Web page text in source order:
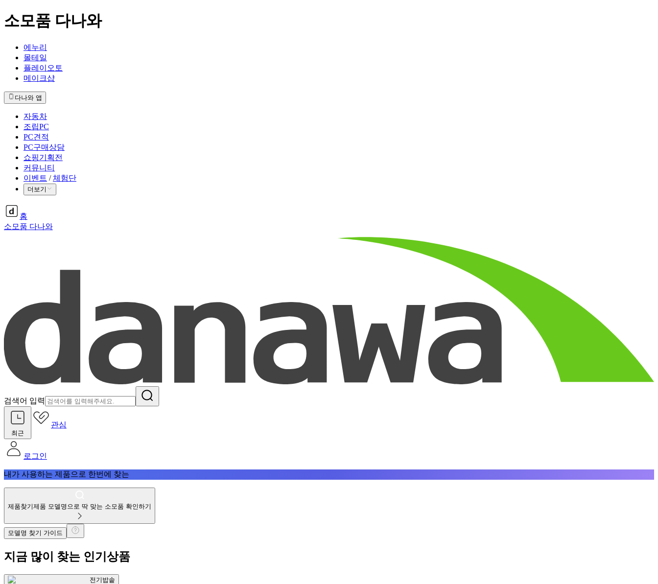
소모품 다나와
에누리
몰테일
플레이오토
메이크샵
다나와 앱
자동차
조립PC
PC견적
PC구매상담
쇼핑기획전
커뮤니티
이벤트 / 체험단
더보기
홈
소모품 다나와
검색어 입력
최근
관심
로그인
내가 사용하는 제품으로 한번에 찾는
제품찾기제품 모델명으로 딱 맞는 소모품 확인하기
모델명 찾기 가이드
지금 많이 찾는 인기상품
전기밥솥